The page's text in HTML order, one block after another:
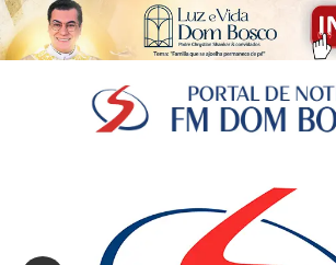
Sair da versão mobile